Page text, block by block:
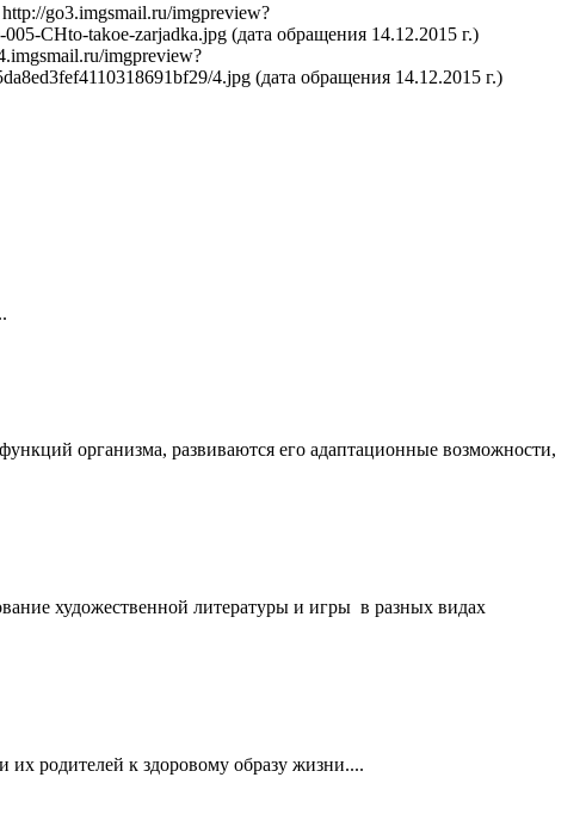
go3.imgsmail.ru/imgpreview?
CHto-takoe-zarjadka.jpg (дата обращения 14.12.2015 г.)
imgpreview?
4.jpg (дата обращения 14.12.2015 г.)
организма, развиваются его адаптационные возможности,
художественной литературы и игры в разных видах
их родителей к здоровому образу жизни....